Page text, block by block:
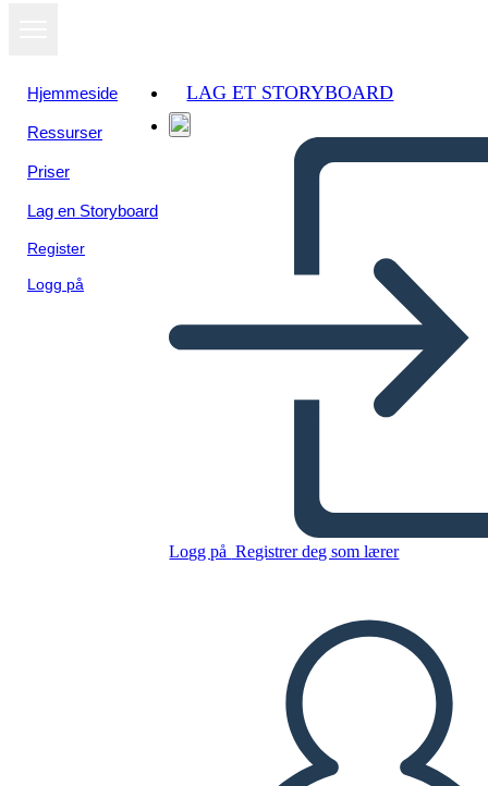
Hjemmeside
Ressurser
Priser
Lag en Storyboard
Register
Logg på
LAG ET STORYBOARD
Logg på Registrer deg som lærer
מלחמה קרה - אירועים מרכזיים
של משבר הטילים בקובה
LAGE ET STORYBOARD
SPILLE AV LYSBILDEFREMVISNING
LES FOR MEG